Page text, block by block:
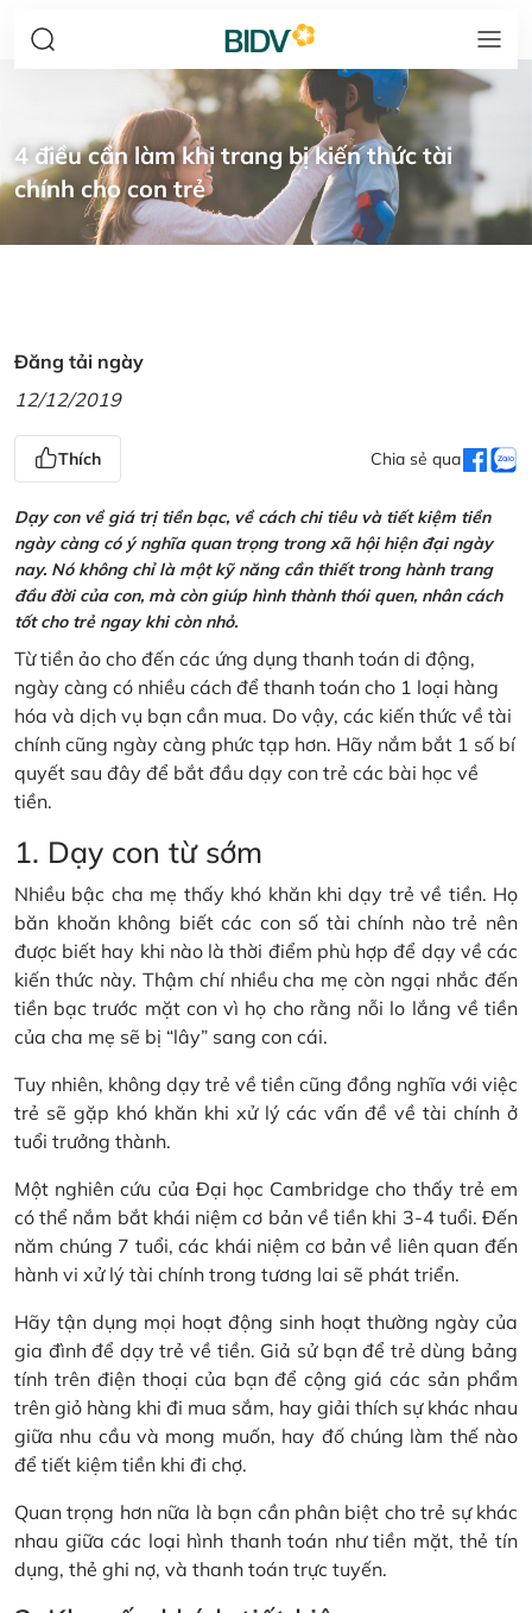
4 điều cần làm khi trang bị kiến thức tài
chính cho con trẻ
Đăng tải ngày
12/12/2019
Thích Chia sẻ qua
Dạy con về giá trị tiền bạc, về cách chi tiêu và tiết kiệm tiền
ngày càng có ý nghĩa quan trọng trong xã hội hiện đại ngày
nay. Nó không chỉ là một kỹ năng cần thiết trong hành trang
đầu đời của con, mà còn giúp hình thành thói quen, nhân cách
tốt cho trẻ ngay khi còn nhỏ.
Từ tiền ảo cho đến các ứng dụng thanh toán di động,
ngày càng có nhiều cách để thanh toán cho 1 loại hàng
hóa và dịch vụ bạn cần mua. Do vậy, các kiến thức về tài
chính cũng ngày càng phức tạp hơn. Hãy nắm bắt 1 số bí
quyết sau đây để bắt đầu dạy con trẻ các bài học về
tiền.
1. Dạy con từ sớm
Nhiều bậc cha mẹ thấy khó khăn khi dạy trẻ về tiền. Họ
băn khoăn không biết các con số tài chính nào trẻ nên
được biết hay khi nào là thời điểm phù hợp để dạy về các
kiến thức này. Thậm chí nhiều cha mẹ còn ngại nhắc đến
tiền bạc trước mặt con vì họ cho rằng nỗi lo lắng về tiền
của cha mẹ sẽ bị “lây” sang con cái.
Tuy nhiên, không dạy trẻ về tiền cũng đồng nghĩa với việc
trẻ sẽ gặp khó khăn khi xử lý các vấn đề về tài chính ở
tuổi trưởng thành.
Một nghiên cứu của Đại học Cambridge cho thấy trẻ em
có thể nắm bắt khái niệm cơ bản về tiền khi 3-4 tuổi. Đến
năm chúng 7 tuổi, các khái niệm cơ bản về liên quan đến
hành vi xử lý tài chính trong tương lai sẽ phát triển.
Hãy tận dụng mọi hoạt động sinh hoạt thường ngày của
gia đình để dạy trẻ về tiền. Giả sử bạn để trẻ dùng bảng
tính trên điện thoại của bạn để cộng giá các sản phẩm
trên giỏ hàng khi đi mua sắm, hay giải thích sự khác nhau
giữa nhu cầu và mong muốn, hay đố chúng làm thế nào
để tiết kiệm tiền khi đi chợ.
Quan trọng hơn nữa là bạn cần phân biệt cho trẻ sự khác
nhau giữa các loại hình thanh toán như tiền mặt, thẻ tín
dụng, thẻ ghi nợ, và thanh toán trực tuyến.